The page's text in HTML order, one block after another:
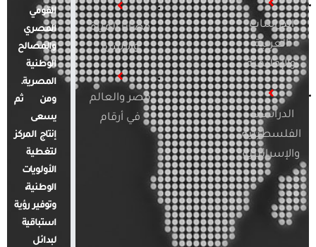
الدراسات
العربية
والإقليمية
الدراسات
الفلسطينية
والإسرائيلية
قضايا المرأة
والأسرة
مصر والعالم
في أرقام
القومي
المصري
والمصالح
الوطنية
المصرية.
ومن ثم
يسعى
إنتاج المركز
لتغطية
الأولويات
الوطنية،
وتوفير رؤية
استباقية
لبدائل